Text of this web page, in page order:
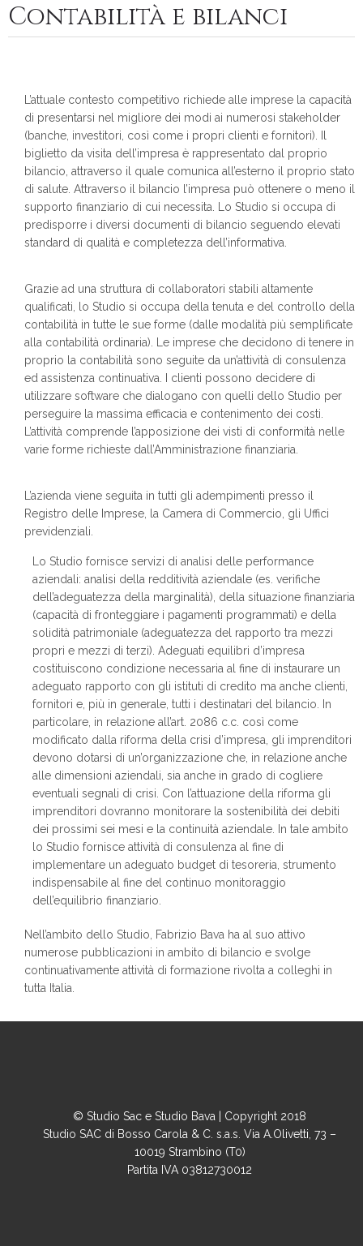
Contabilità e bilanci
L’attuale contesto competitivo richiede alle imprese la capacità
di presentarsi nel migliore dei modi ai numerosi stakeholder
(banche, investitori, così come i propri clienti e fornitori). Il
biglietto da visita dell’impresa è rappresentato dal proprio
bilancio, attraverso il quale comunica all’esterno il proprio stato
di salute. Attraverso il bilancio l’impresa può ottenere o meno il
supporto finanziario di cui necessita. Lo Studio si occupa di
predisporre i diversi documenti di bilancio seguendo elevati
standard di qualità e completezza dell’informativa.
Grazie ad una struttura di collaboratori stabili altamente
qualificati, lo Studio si occupa della tenuta e del controllo della
contabilità in tutte le sue forme (dalle modalità più semplificate
alla contabilità ordinaria). Le imprese che decidono di tenere in
proprio la contabilità sono seguite da un’attività di consulenza
ed assistenza continuativa. I clienti possono decidere di
utilizzare software che dialogano con quelli dello Studio per
perseguire la massima efficacia e contenimento dei costi.
L’attività comprende l’apposizione dei visti di conformità nelle
varie forme richieste dall’Amministrazione finanziaria.
L’azienda viene seguita in tutti gli adempimenti presso il
Registro delle Imprese, la Camera di Commercio, gli Uffici
previdenziali.
Lo Studio fornisce servizi di analisi delle performance
aziendali: analisi della redditività aziendale (es. verifiche
dell’adeguatezza della marginalità), della situazione finanziaria
(capacità di fronteggiare i pagamenti programmati) e della
solidità patrimoniale (adeguatezza del rapporto tra mezzi
propri e mezzi di terzi). Adeguati equilibri d’impresa
costituiscono condizione necessaria al fine di instaurare un
adeguato rapporto con gli istituti di credito ma anche clienti,
fornitori e, più in generale, tutti i destinatari del bilancio. In
particolare, in relazione all’art. 2086 c.c. così come
modificato dalla riforma della crisi d’impresa, gli imprenditori
devono dotarsi di un’organizzazione che, in relazione anche
alle dimensioni aziendali, sia anche in grado di cogliere
eventuali segnali di crisi. Con l’attuazione della riforma gli
imprenditori dovranno monitorare la sostenibilità dei debiti
dei prossimi sei mesi e la continuità aziendale. In tale ambito
lo Studio fornisce attività di consulenza al fine di
implementare un adeguato budget di tesoreria, strumento
indispensabile al fine del continuo monitoraggio
dell’equilibrio finanziario.
Nell’ambito dello Studio, Fabrizio Bava ha al suo attivo
numerose pubblicazioni in ambito di bilancio e svolge
continuativamente attività di formazione rivolta a colleghi in
tutta Italia.
© Studio Sac e Studio Bava | Copyright 2018
Studio SAC di Bosso Carola & C. s.a.s. Via A.Olivetti, 73 –
10019 Strambino (T0)
Partita IVA 03812730012